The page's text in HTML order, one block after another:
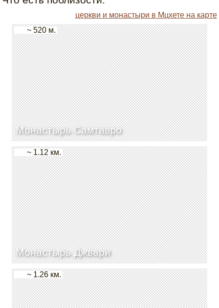
церкви и монастыри в Мцхете на карте
Монастырь Самтавро
~ 520 м.
Монастырь Джвари
~ 1.12 км.
~ 1.26 км.